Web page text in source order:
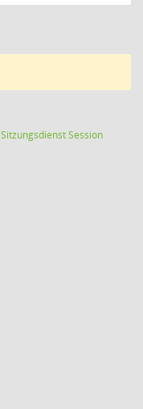
SitzungsdienstSession(Wird in